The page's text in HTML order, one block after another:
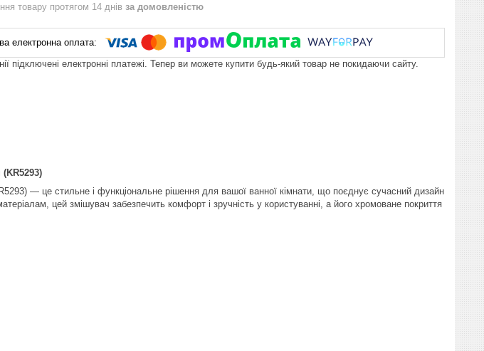
товару протягом 14 днів за домовленістю
підключені електронні платежі. Тепер ви можете купити будь-який товар не покидаючи сайту.
— це стильне і функціональне рішення для вашої ванної кімнати, що поєднує сучасний дизайн
цей змішувач забезпечить комфорт і зручність у користуванні, а його хромоване покриття